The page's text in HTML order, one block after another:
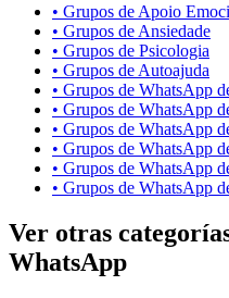
• Grupos de Apoio
• Grupos de Ansiedade
• Grupos de Psicologia
• Grupos de Autoajuda
• Grupos de WhatsApp
• Grupos de WhatsApp
• Grupos de WhatsApp
• Grupos de WhatsApp
• Grupos de WhatsApp
• Grupos de WhatsApp
Ver otras
WhatsApp